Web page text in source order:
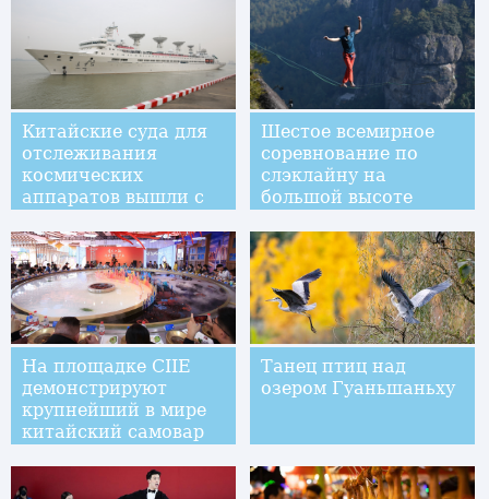
Китайские суда для
отслеживания
космических
аппаратов вышли с
Индийский океан
Шестое всемирное
соревнование по
слэклайну на
большой высоте
Сяньцзюй провинции
Чжэцзян
На площадке CIIE
демонстрируют
крупнейший в мире
китайский самовар
Танец птиц над
озером Гуаньшаньху